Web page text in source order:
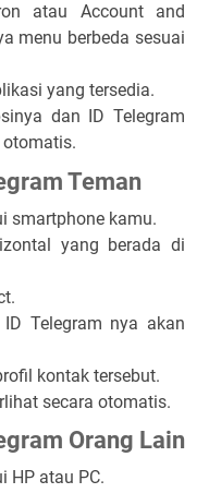
atau Account and
menu berbeda sesuai
yang tersedia.
dan ID Telegram
Teman
smartphone kamu.
yang berada di
.
Telegram nya akan
kontak tersebut.
secara otomatis.
Orang Lain
HP atau PC.